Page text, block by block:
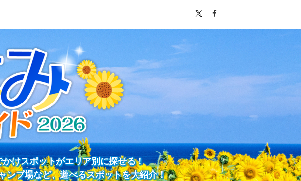
けスポットがエリア別に探せる！
ンプ場など、遊べるスポットを大紹介！